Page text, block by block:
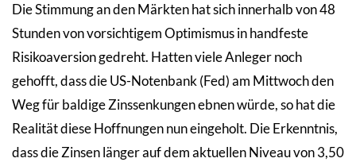
Die Stimmung an den Märkten hat sich innerhalb von 48
Stunden von vorsichtigem Optimismus in handfeste
Risikoaversion gedreht. Hatten viele Anleger noch
gehofft, dass die US-Notenbank (Fed) am Mittwoch den
Weg für baldige Zinssenkungen ebnen würde, so hat die
Realität diese Hoffnungen nun eingeholt. Die Erkenntnis,
dass die Zinsen länger auf dem aktuellen Niveau von 3,50